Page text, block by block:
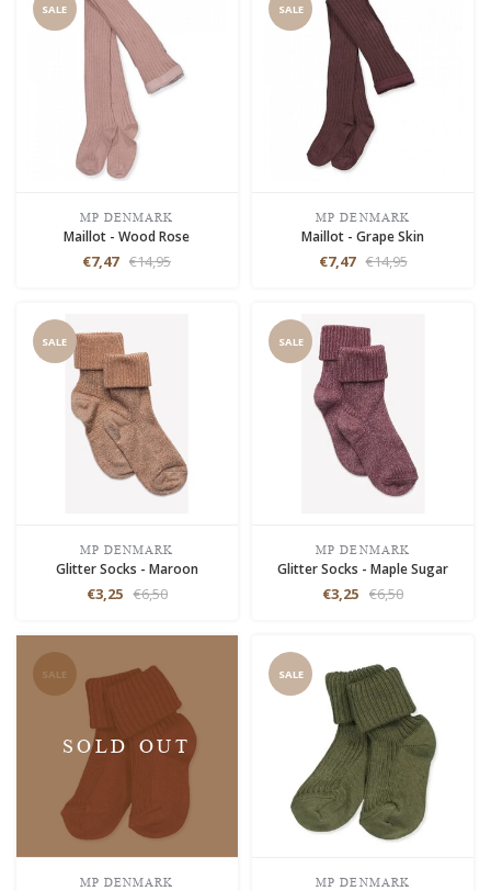
SALE
MP DENMARK
Maillot - Wood Rose
€7,47 €14,95
SALE
MP DENMARK
Maillot - Grape Skin
€7,47 €14,95
SALE
MP DENMARK
Glitter Socks - Maroon
€3,25 €6,50
SALE
MP DENMARK
Glitter Socks - Maple Sugar
€3,25 €6,50
SALE
SOLD OUT
MP DENMARK
SALE
MP DENMARK